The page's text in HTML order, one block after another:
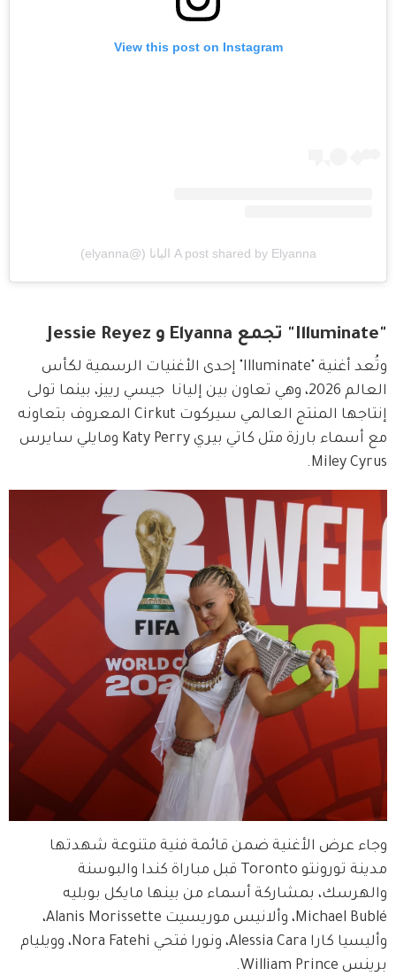
View this post on Instagram
A post shared by Elyanna اليانا (@elyanna)
"Illuminate" تجمع Elyanna و Jessie Reyez
وتُعد أغنية "Illuminate" إحدى الأغنيات الرسمية لكأس
العالم 2026، وهي تعاون بين إليانا  جيسي رييز، بينما تولى
إنتاجها المنتج العالمي سيركوت Cirkut المعروف بتعاونه
مع أسماء بارزة مثل كاتي بيري Katy Perry ومايلي سايرس
Miley Cyrus.
وجاء عرض الأغنية ضمن قائمة فنية متنوعة شهدتها
مدينة تورونتو Toronto قبل مباراة كندا والبوسنة
والهرسك، بمشاركة أسماء من بينها مايكل بوبليه
Michael Bublé، وألانيس موريسيت Alanis Morissette،
وأليسيا كارا Alessia Cara، ونورا فتحي Nora Fatehi، وويليام
برينس William Prince.